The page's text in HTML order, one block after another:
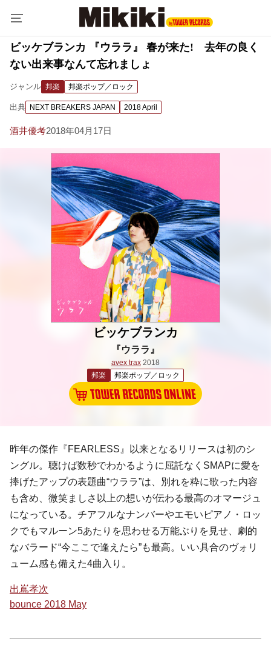
ビッケブランカ 『ウララ』 春が来た! 去年の良く
ない出来事なんて忘れましょ
ジャンル 邦楽 邦楽ポップ／ロック
出典 NEXT BREAKERS JAPAN 2018 April
酒井優考2018年04月17日
ビッケブランカ
『ウララ』
avex trax 2018
邦楽
邦楽ポップ／ロック
昨年の傑作『FEARLESS』以来となるリリースは初のシ
ングル。聴けば数秒でわかるように屈託なくSMAPに愛を
捧げたアップの表題曲“ウララ”は、別れを粋に歌った内容
も含め、微笑ましさ以上の想いが伝わる最高のオマージュ
になっている。チアフルなナンバーやエモいピアノ・ロッ
クでもマルーン5あたりを思わせる万能ぶりを見せ、劇的
なバラード“今ここで逢えたら”も最高。いい具合のヴォリ
ューム感も備えた4曲入り。
出嶌孝次
bounce 2018 May